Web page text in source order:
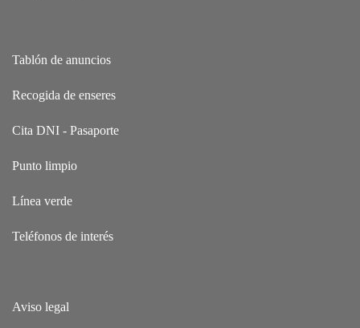
Tablón de anuncios
Recogida de enseres
Cita DNI - Pasaporte
Punto limpio
Línea verde
Teléfonos de interés
Aviso legal